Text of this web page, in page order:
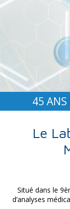
45 ANS
Le
Situé dans le
d’analyses